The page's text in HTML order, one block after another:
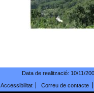
Data de realització: 10/11/
Accessibilitat
Correu de contacte